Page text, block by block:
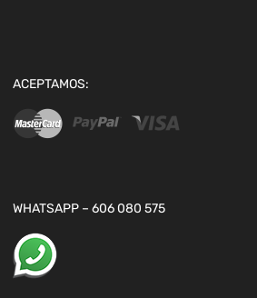
ACEPTAMOS:
WHATSAPP – 606 080 575